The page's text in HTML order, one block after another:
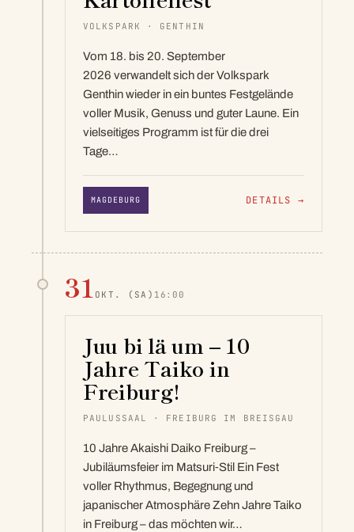
VOLKSPARK · GENTHIN
Vom 18. bis 20. September
2026 verwandelt sich der Volkspark
Genthin wieder in ein buntes Festgelände
voller Musik, Genuss und guter Laune. Ein
vielseitiges Programm ist für die drei
Tage…
MAGDEBURG DETAILS →
31 OKT. (SA) 16:00
Juu bi lä um – 10
Jahre Taiko in
Freiburg!
PAULUSSAAL · FREIBURG IM BREISGAU
10 Jahre Akaishi Daiko Freiburg –
Jubiläumsfeier im Matsuri‑Stil Ein Fest
voller Rhythmus, Begegnung und
japanischer Atmosphäre Zehn Jahre Taiko
in Freiburg – das möchten wir…